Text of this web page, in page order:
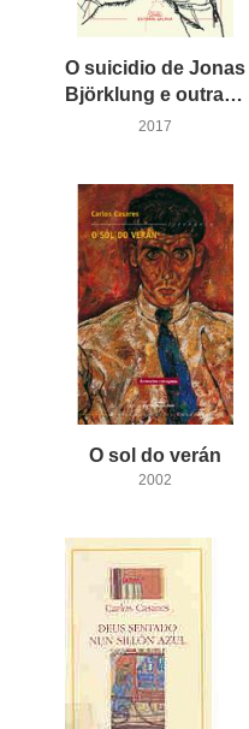
O suicidio de Jonas
Björklung e outras historias
2017
O sol do verán
2002